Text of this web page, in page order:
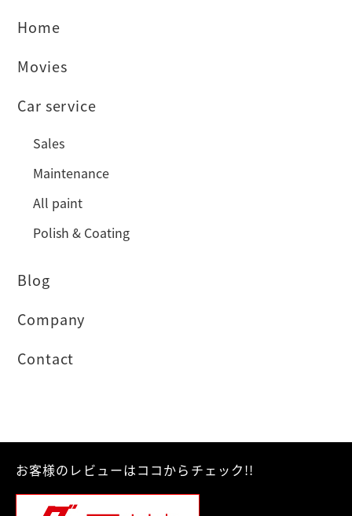
Home
Movies
Car service
Sales
Maintenance
All paint
Polish & Coating
Blog
Company
Contact
お客様のレビューはココからチェック!!